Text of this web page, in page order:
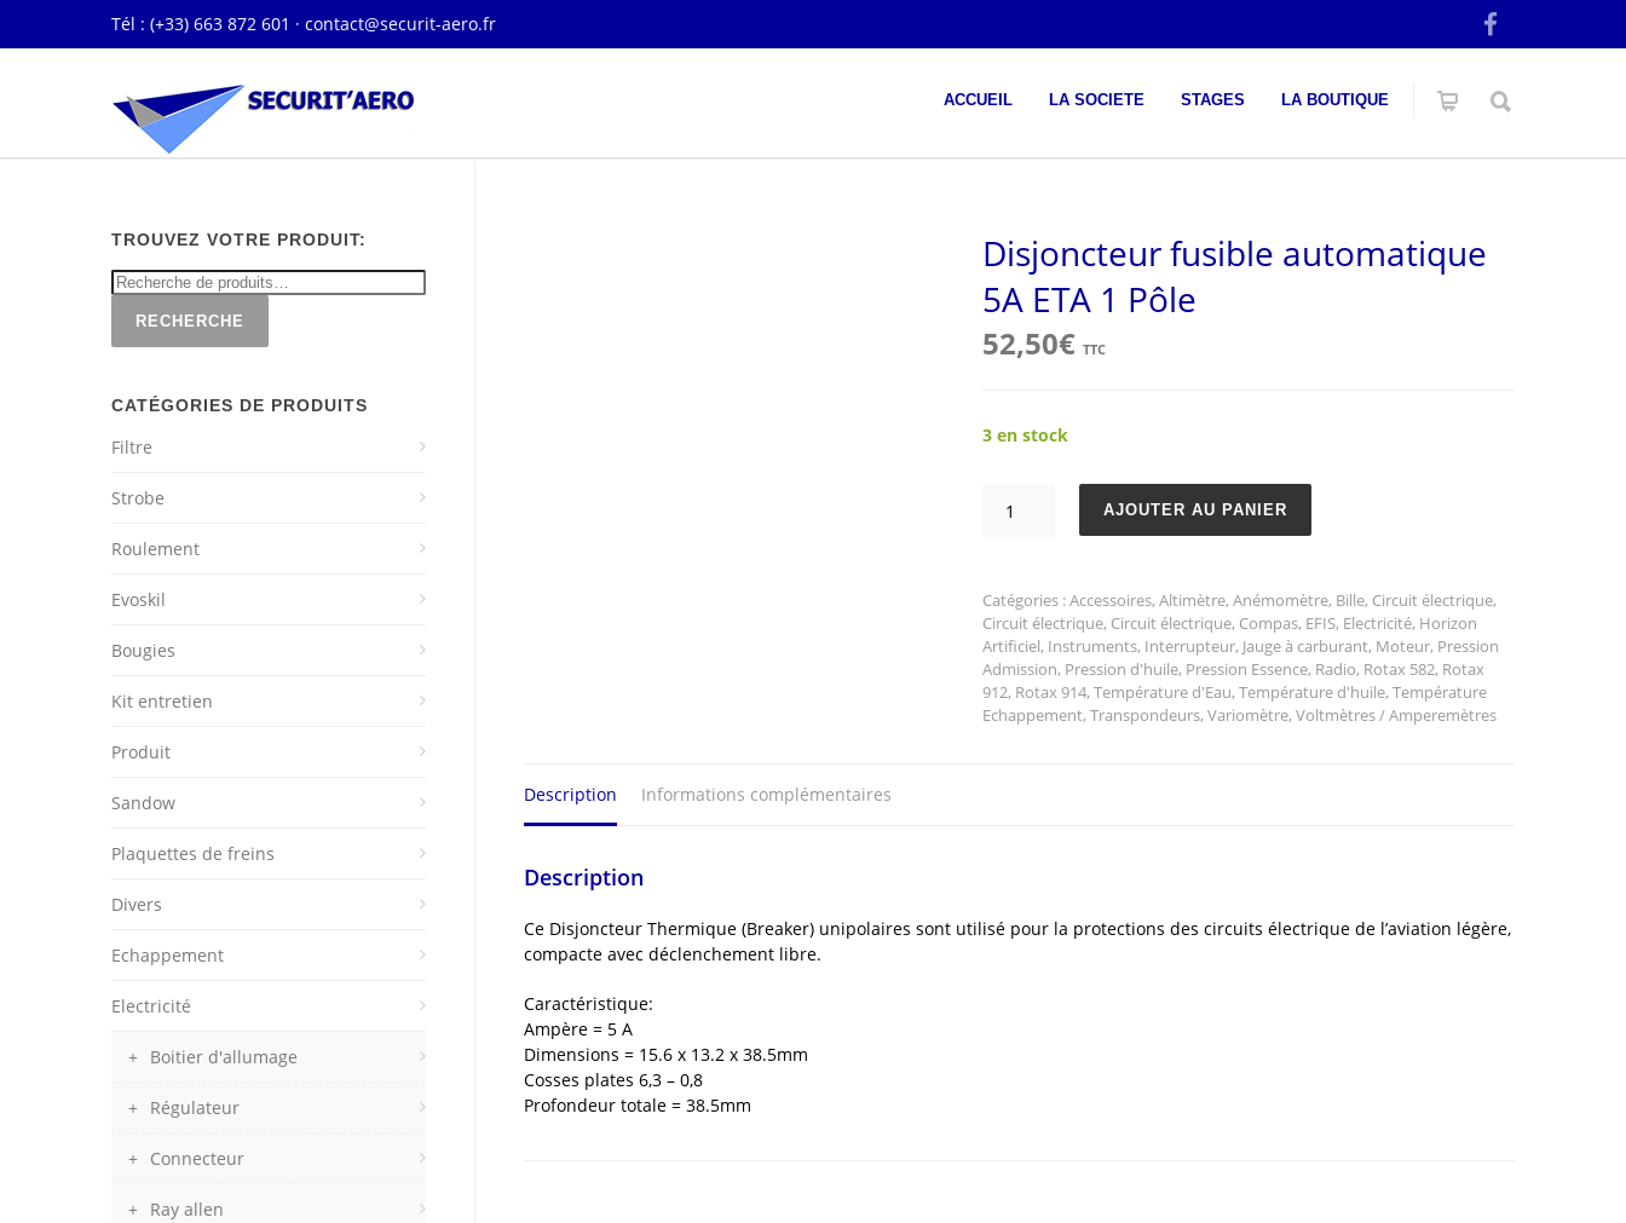
Tél : (+33) 663 872 601 · contact@securit-aero.fr
ACCUEIL LA SOCIETE STAGES LA BOUTIQUE
Disjoncteur fusible automatique
5A ETA 1 Pôle
52,50€ TTC
3 en stock
automatique
5A
ETA
1
Pôle
AJOUTER AU PANIER
Catégories :Accessoires, Altimètre, Anémomètre, Bille, Circuit électrique,
Circuit électrique, Circuit électrique, Compas, EFIS, Electricité, Horizon
Artificiel, Instruments, Interrupteur, Jauge à carburant, Moteur, Pression
Admission, Pression d'huile, Pression Essence, Radio, Rotax 582, Rotax
912, Rotax 914, Température d'Eau, Température d'huile, Température
Echappement, Transpondeurs, Variomètre, Voltmètres / Amperemètres
Description Informations complémentaires
Description
Ce Disjoncteur Thermique (Breaker) unipolaires sont utilisé pour la protections des circuits électrique de l’aviation légère,
compacte avec déclenchement libre.
Caractéristique:
Ampère = 5 A
Dimensions = 15.6 x 13.2 x 38.5mm
Cosses plates 6,3 – 0,8
Profondeur totale = 38.5mm
TROUVEZ VOTRE PRODUIT:
RECHERCHE
CATÉGORIES DE PRODUITS
Filtre
Strobe
Roulement
Evoskil
Bougies
Kit entretien
Produit
Sandow
Plaquettes de freins
Divers
Echappement
Electricité
Boitier d'allumage
Régulateur
Connecteur
Ray allen